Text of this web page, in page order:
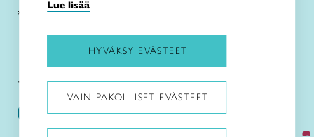
Kirjaudu Taitocampukseen
Taitoliitto: Taito-lehti:
Lue lisää
HYVÄKSY EVÄSTEET
VAIN PAKOLLISET EVÄSTEET